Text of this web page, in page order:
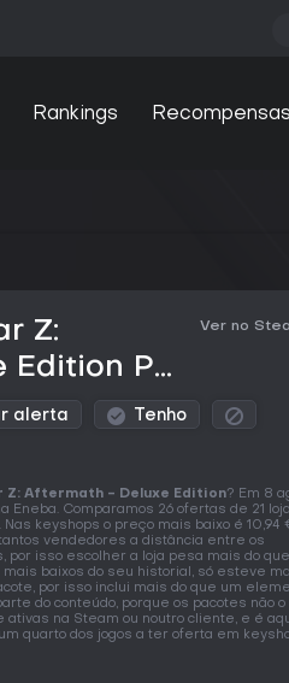
Rankings Recompensas
Z:
PC
Ver no
alerta Tenho
Z: Aftermath - Deluxe Edition? Em 8
Eneba. Comparamos 26 ofertas de 21
. Nas keyshops o preço mais baixo é 10,94
vendedores a distância entre os
isso escolher a loja pesa mais do que
baixos do seu historial, só esteve
por isso inclui mais do que um
do conteúdo, porque os pacotes não o
ativas na Steam ou noutro cliente, e é
quarto dos jogos a ter oferta em